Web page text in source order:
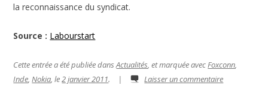
la reconnaissance du syndicat.
Source : Labourstart
Cette entrée a été publiée dansActualités, et marquée avecFoxconn,
Inde,Nokia, le2 janvier 2011. | Laisser un commentaire